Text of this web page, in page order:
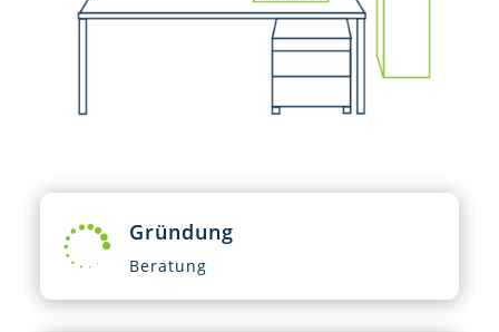
 Gründung
Beratung